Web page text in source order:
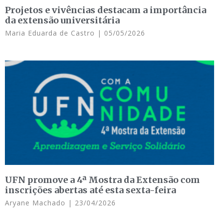
Projetos e vivências destacam a importância
da extensão universitária
Maria Eduarda de Castro 05/05/2026
UFN promove a 4ª Mostra da Extensão com
inscrições abertas até esta sexta-feira
Aryane Machado 23/04/2026